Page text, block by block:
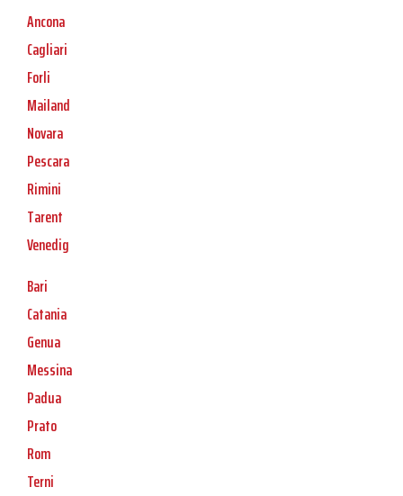
Ancona
Cagliari
Forli
Mailand
Novara
Pescara
Rimini
Tarent
Venedig
Bari
Catania
Genua
Messina
Padua
Prato
Rom
Terni